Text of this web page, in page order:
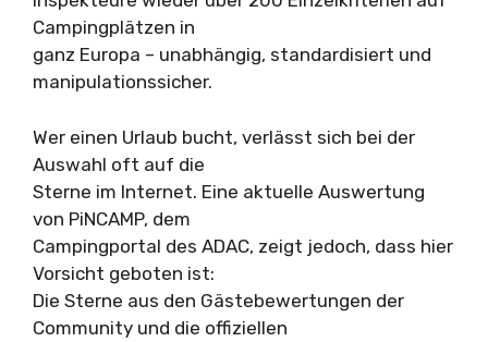
Campingplätzen in
ganz Europa – unabhängig, standardisiert und
manipulationssicher.
Wer einen Urlaub bucht, verlässt sich bei der
Auswahl oft auf die
Sterne im Internet. Eine aktuelle Auswertung
von PiNCAMP, dem
Campingportal des ADAC, zeigt jedoch, dass hier
Vorsicht geboten ist:
Die Sterne aus den Gästebewertungen der
Community und die offiziellen